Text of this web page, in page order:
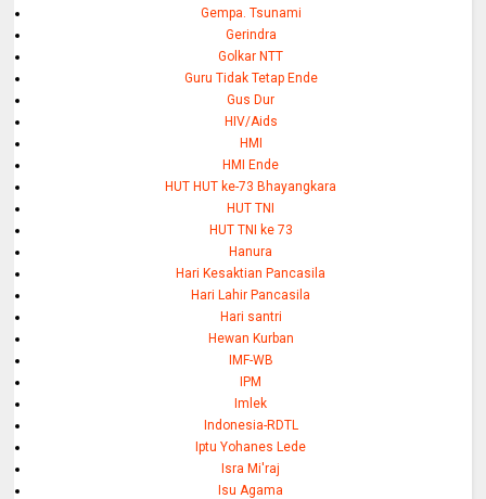
Gempa. Tsunami
Gerindra
Golkar NTT
Guru Tidak Tetap Ende
Gus Dur
HIV/Aids
HMI
HMI Ende
HUT HUT ke-73 Bhayangkara
HUT TNI
HUT TNI ke 73
Hanura
Hari Kesaktian Pancasila
Hari Lahir Pancasila
Hari santri
Hewan Kurban
IMF-WB
IPM
Imlek
Indonesia-RDTL
Iptu Yohanes Lede
Isra Mi'raj
Isu Agama